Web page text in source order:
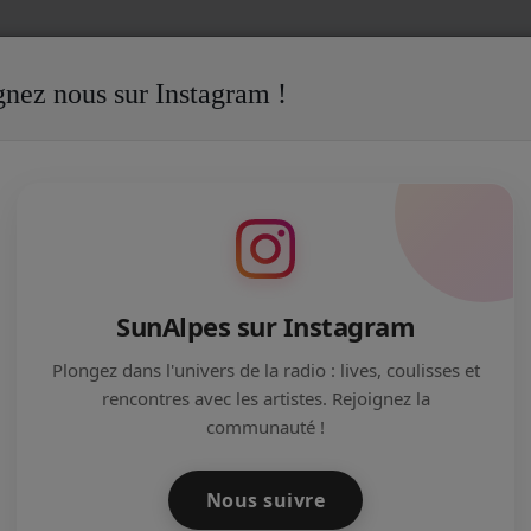
euros offert chez Espoir Photos
Photos : Immortalisez vos moments précieux ! Tentez
un bon d’achat de 165 € valable sur l’ensemble
Que ce soit pour un album personnalisé (de vos
exemple...), des tirages de qualité ou une idée cadeau
nous sur Instagram !
SunAlpes sur Instagram
Plongez dans l'univers de la radio : lives, coulisses et
rencontres avec les artistes. Rejoignez la
communauté !
Nous suivre